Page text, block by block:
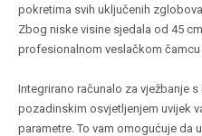
pokretima svih uključenih
Zbog niske visine sjedala od 45
profesionalnom veslačkom čamcu
Integrirano računalo za vježbanje
pozadinskim osvjetljenjem uvijek
parametre. To vam omogućuje da